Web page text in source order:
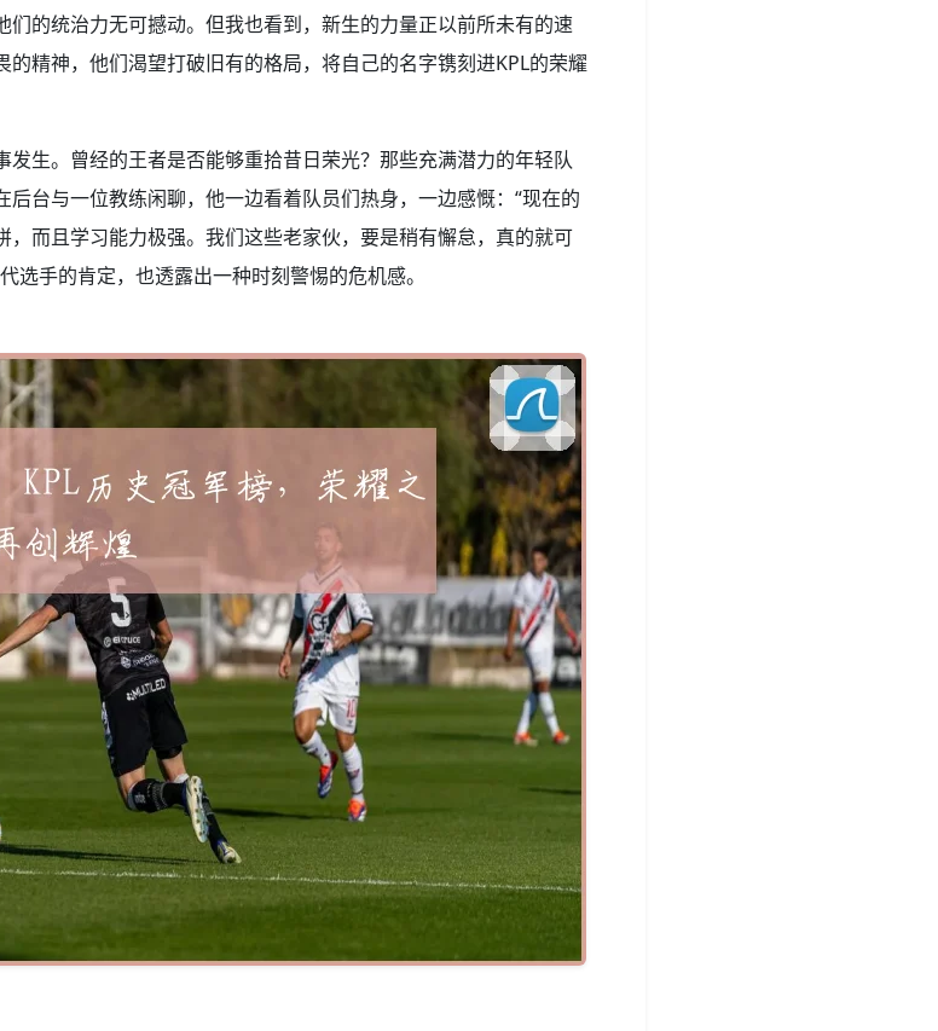
的统治力无可撼动。但我也看到，新生的力量正以前所未有的速
精神，他们渴望打破旧有的格局，将自己的名字镌刻进KPL的荣耀
生。曾经的王者是否能够重拾昔日荣光？那些充满潜力的年轻队
台与一位教练闲聊，他一边看着队员们热身，一边感慨：“现在的
而且学习能力极强。我们这些老家伙，要是稍有懈怠，真的就可
选手的肯定，也透露出一种时刻警惕的危机感。